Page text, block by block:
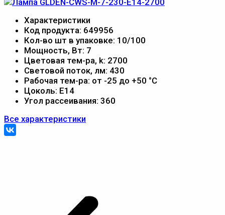
Характеристики
Код продукта: 649956
Кол-во шт в упаковке: 10/100
Мощность, Вт: 7
Цветовая тем-ра, k: 2700
Световой поток, лм: 430
Рабочая тем-ра: от -25 до +50 °С
Цоколь: E14
Угол рассеивания: 360
Все характеристики